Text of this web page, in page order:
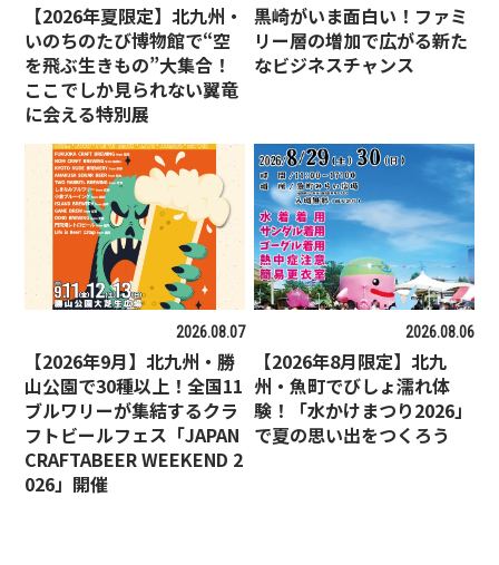
【2026年夏限定】北九州・
いのちのたび博物館で“空
を飛ぶ生きもの”大集合！
ここでしか見られない翼竜
に会える特別展
黒崎がいま面白い！ファミ
リー層の増加で広がる新た
なビジネスチャンス
2026.08.07
【2026年9月】北九州・勝
山公園で30種以上！全国11
ブルワリーが集結するクラ
フトビールフェス「JAPAN
CRAFTABEER WEEKEND 2
026」開催
2026.08.06
【2026年8月限定】北九
州・魚町でびしょ濡れ体
験！「水かけまつり2026」
で夏の思い出をつくろう